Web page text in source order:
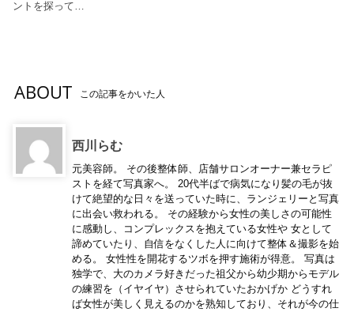
ントを探って…
ABOUT この記事をかいた人
西川らむ
元美容師。 その後整体師、店舗サロンオーナー兼セラピ
ストを経て写真家へ。 20代半ばで病気になり髪の毛が抜
けて絶望的な日々を送っていた時に、ランジェリーと写真
に出会い救われる。 その経験から女性の美しさの可能性
に感動し、コンプレックスを抱えている女性や 女として
諦めていたり、自信をなくした人に向けて整体＆撮影を始
める。 女性性を開花するツボを押す施術が得意。 写真は
独学で、大のカメラ好きだった祖父から幼少期からモデル
の練習を（イヤイヤ）させられていたおかげか どうすれ
ば女性が美しく見えるのかを熟知しており、それが今の仕